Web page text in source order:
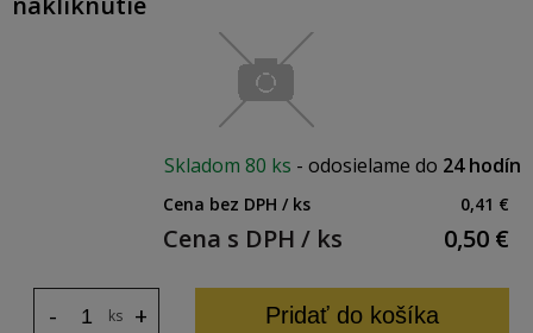
Skladom 80 ks - odosielame do 24 hodín
Cena bez DPH / ks 0,41 €
Cena s DPH / ks 0,50 €
ks +
- Pridať do košíka